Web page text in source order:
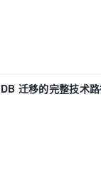
迁移的完整技术